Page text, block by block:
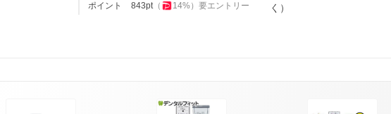
ポイント
843pt（ 14%） 要エントリー
く）